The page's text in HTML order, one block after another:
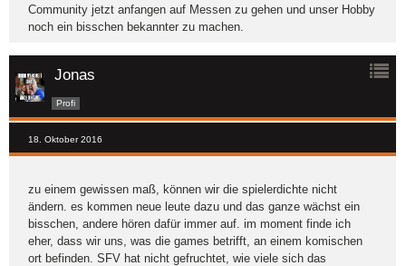
Community jetzt anfangen auf Messen zu gehen und unser Hobby
noch ein bisschen bekannter zu machen.
Jonas
Profi
18. Oktober 2016
zu einem gewissen maß, können wir die spielerdichte nicht
ändern. es kommen neue leute dazu und das ganze wächst ein
bisschen, andere hören dafür immer auf. im moment finde ich
eher, dass wir uns, was die games betrifft, an einem komischen
ort befinden. SFV hat nicht gefruchtet, wie viele sich das